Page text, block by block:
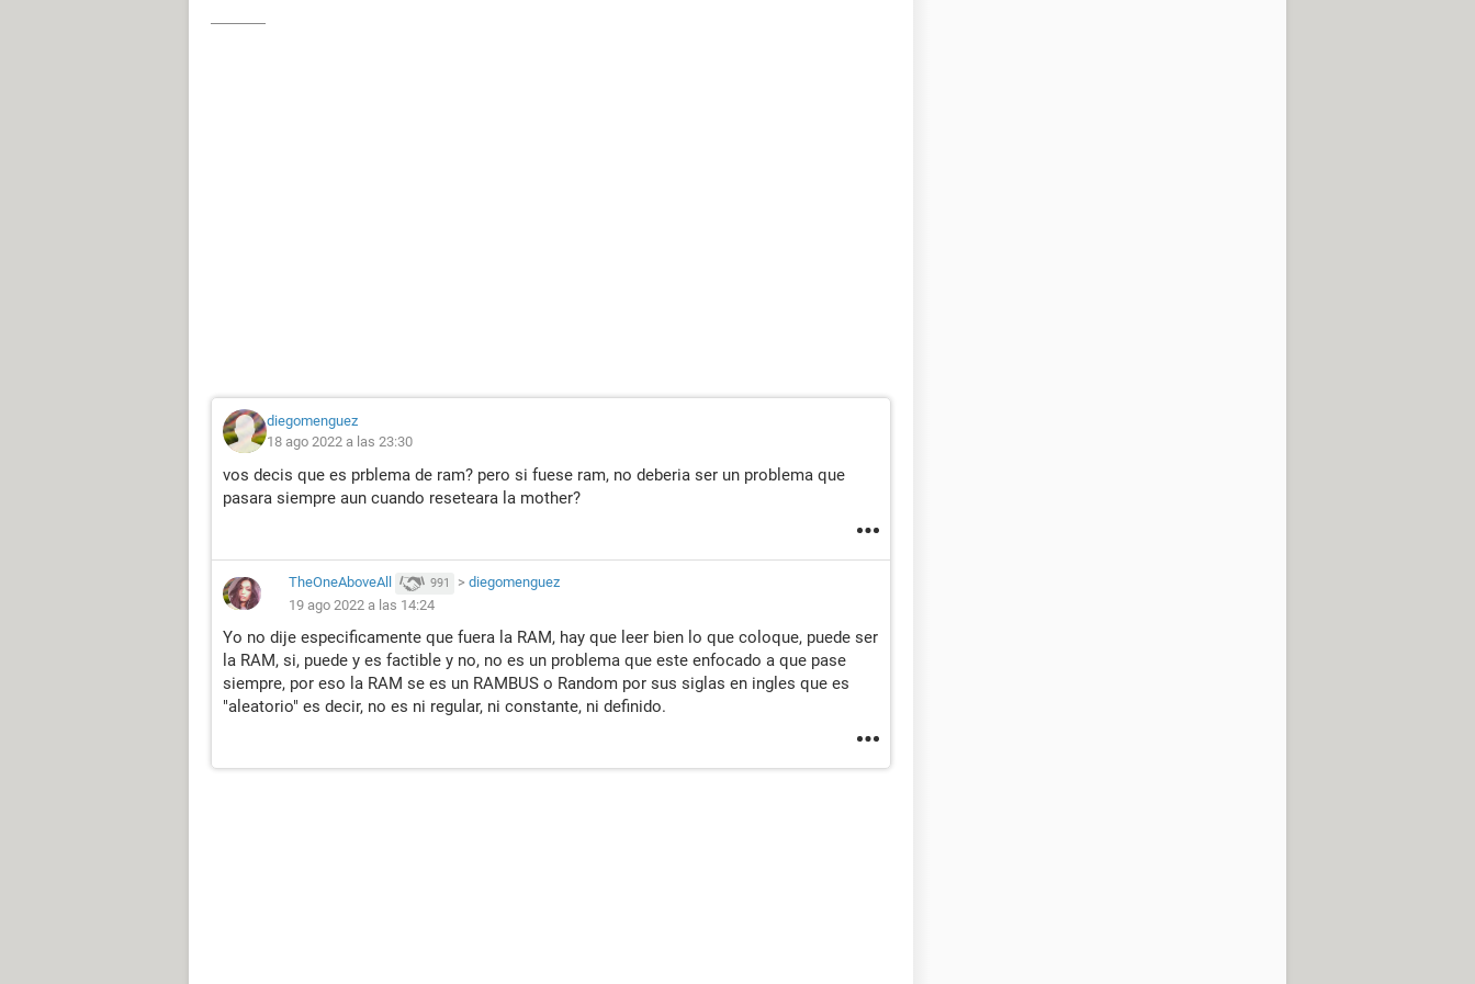
diegomenguez
18 ago 2022 a las 23:30
vos decis que es prblema de ram? pero si fuese ram, no deberia ser un problema que
pasara siempre aun cuando reseteara la mother?
TheOneAboveAll 991 > diegomenguez
19 ago 2022 a las 14:24
Yo no dije especificamente que fuera la RAM, hay que leer bien lo que coloque, puede ser
la RAM, si, puede y es factible y no, no es un problema que este enfocado a que pase
siempre, por eso la RAM se es un RAMBUS o Random por sus siglas en ingles que es
"aleatorio" es decir, no es ni regular, ni constante, ni definido.